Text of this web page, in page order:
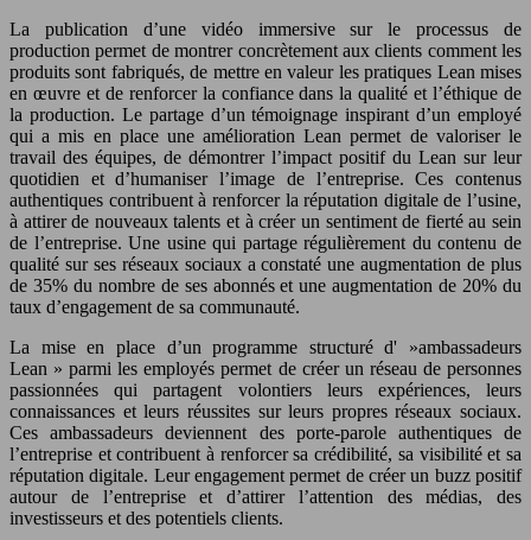
La publication d’une vidéo immersive sur le processus de
production permet de montrer concrètement aux clients comment les
produits sont fabriqués, de mettre en valeur les pratiques Lean mises
en œuvre et de renforcer la confiance dans la qualité et l’éthique de
la production. Le partage d’un témoignage inspirant d’un employé
qui a mis en place une amélioration Lean permet de valoriser le
travail des équipes, de démontrer l’impact positif du Lean sur leur
quotidien et d’humaniser l’image de l’entreprise. Ces contenus
authentiques contribuent à renforcer la réputation digitale de l’usine,
à attirer de nouveaux talents et à créer un sentiment de fierté au sein
de l’entreprise. Une usine qui partage régulièrement du contenu de
qualité sur ses réseaux sociaux a constaté une augmentation de plus
de 35% du nombre de ses abonnés et une augmentation de 20% du
taux d’engagement de sa communauté.
La mise en place d’un programme structuré d' »ambassadeurs
Lean » parmi les employés permet de créer un réseau de personnes
passionnées qui partagent volontiers leurs expériences, leurs
connaissances et leurs réussites sur leurs propres réseaux sociaux.
Ces ambassadeurs deviennent des porte-parole authentiques de
l’entreprise et contribuent à renforcer sa crédibilité, sa visibilité et sa
réputation digitale. Leur engagement permet de créer un buzz positif
autour de l’entreprise et d’attirer l’attention des médias, des
investisseurs et des potentiels clients.